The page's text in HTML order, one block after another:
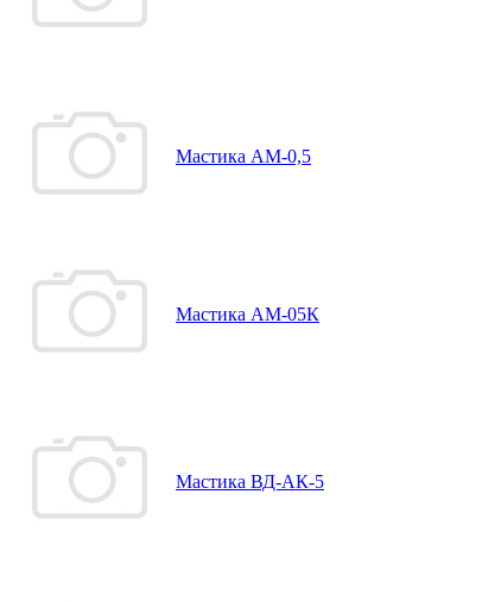
Мастика АМ-0,5
Мастика АМ-05К
Мастика ВД-АК-5